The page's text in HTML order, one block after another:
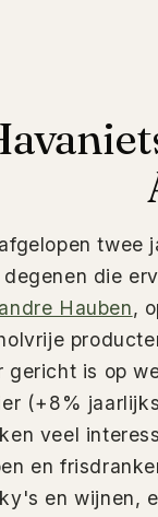
twee
die
Hauben,
gericht is op
(+8%
veel
en
en wijnen,